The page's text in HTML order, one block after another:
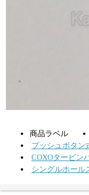
商品ラベル
プッシュボタン
COXOタービン
シングルホール